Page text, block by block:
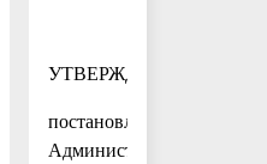
УТВЕРЖДЕН
постановлением
Администрации